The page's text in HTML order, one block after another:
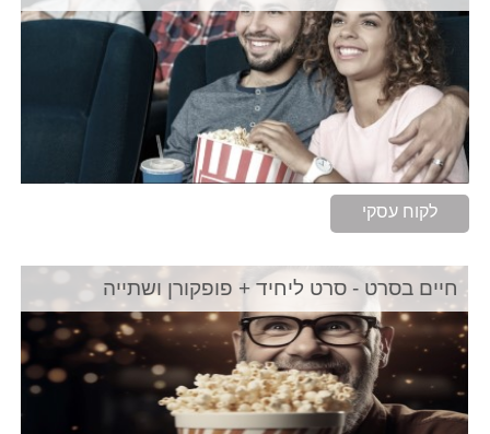
לקוח עסקי
חיים בסרט - סרט ליחיד + פופקורן ושתייה